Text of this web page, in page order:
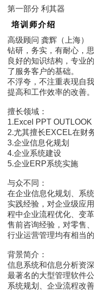
第一部分 利其器
培训师介绍
高级顾问 龚辉（上海）
钻研，务实，有耐心，思
良好的知识结构，专业
了服务客户的基础。
不浮夸，不注重表现自
提高和工作效率的改善。
擅长领域：
1.Excel PPT OUTLOOK
2.尤其擅长EXCEL在财
3.企业信息化规划
4.企业系统建设
5.企业ERP系统实施
与众不同：
在企业信息化规划、系
实践经验，对企业级应
程中企业流程优化、变
售前咨询经验，对零售
行业运营管理均有相当
背景简介：
信息系统和信息分析资
最著名的大型管理软件
系统规划、企业流程改